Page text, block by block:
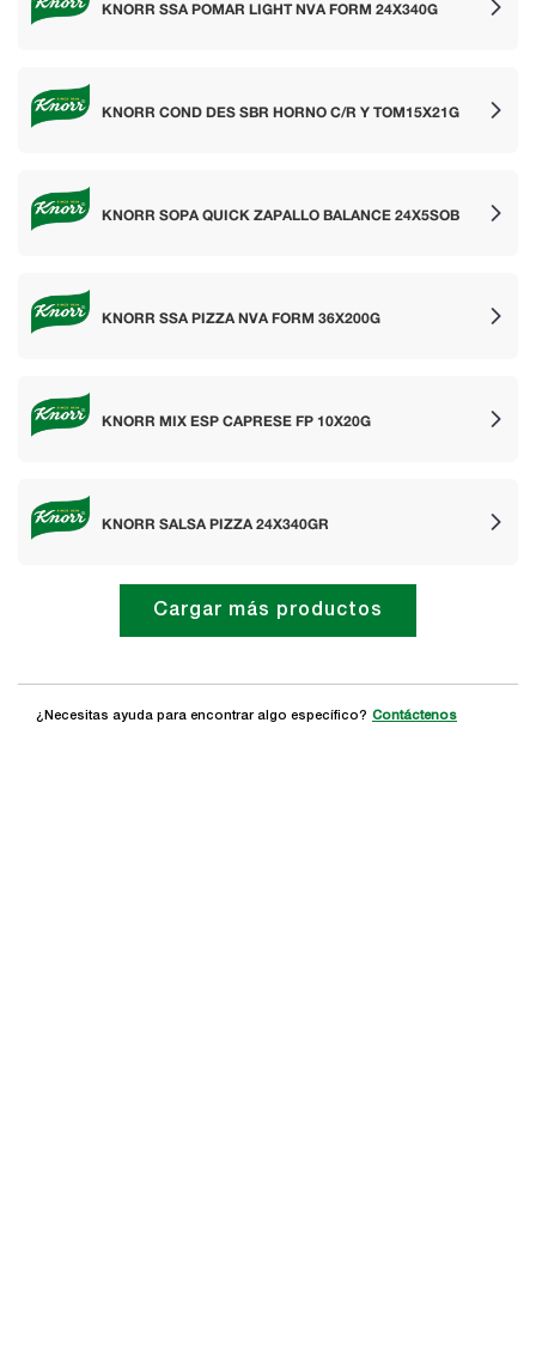
KNORR SSA POMAR LIGHT NVA FORM 24X340G
KNORR COND DES SBR HORNO C/R Y TOM15X21G
KNORR SOPA QUICK ZAPALLO BALANCE 24X5SOB
KNORR SSA PIZZA NVA FORM 36X200G
KNORR MIX ESP CAPRESE FP 10X20G
KNORR SALSA PIZZA 24X340GR
Cargar más productos
¿Necesitas ayuda para encontrar algo específico? Contáctenos